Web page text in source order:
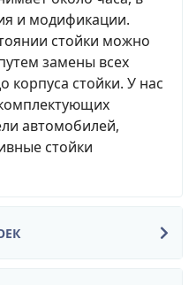
и модификации.
стойки можно
замены всех
корпуса стойки. У нас
автомобилей,
стойки